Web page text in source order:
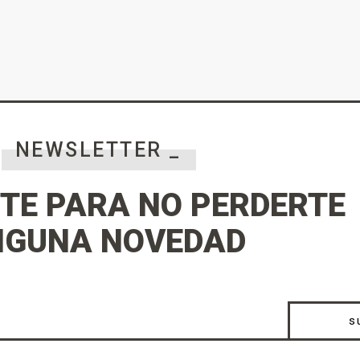
NEWSLETTER _
PARA NO PERDERTE
NOVEDAD